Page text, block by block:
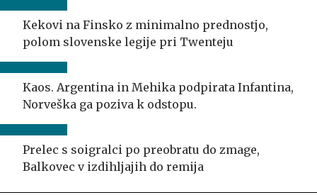
Kekovi na Finsko z minimalno prednostjo,
polom slovenske legije pri Twenteju
Kaos. Argentina in Mehika podpirata Infantina,
Norveška ga poziva k odstopu.
Prelec s soigralci po preobratu do zmage,
Balkovec v izdihljajih do remija